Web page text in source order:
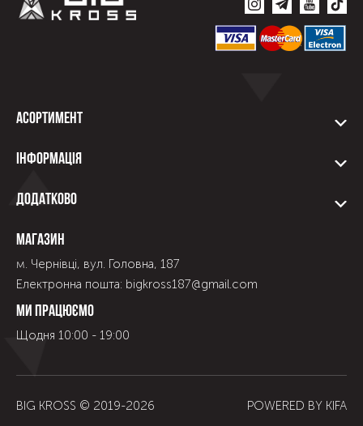
Асортимент
Інформація
Додатково
Магазин
м. Чернівці, вул. Головна, 187
Електронна пошта: bigkross187@gmail.com
Ми працюємо
Щодня 10:00 - 19:00
BIG KROSS © 2019-2026 POWERED BY KIFA